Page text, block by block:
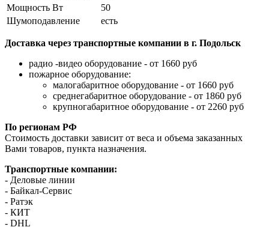
Мощность Вт
50
Шумоподавление
есть
Доставка через транспортные компании в г. Подольск
радио -видео оборудование - от 1660 руб
пожарное оборудование:
малогабаритное оборудование - от 1660 руб
среднегабаритное оборудование - от 1860 руб
крупногабаритное оборудование - от 2260 руб
По регионам РФ
Стоимость доставки зависит от веса и объема заказанных
Вами товаров, пункта назначения.
Транспортные компании:
- Деловые линии
- Байкал-Сервис
- Ратэк
- КИТ
- DHL